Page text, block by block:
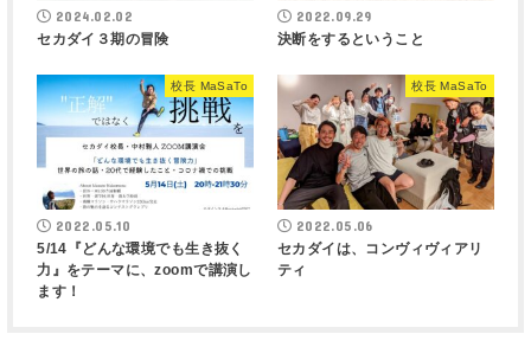
2024.02.02
セカダイ３期の冒険
2022.09.29
決断をするということ
校長 MaSaTo
2022.05.10
5/14『どんな環境でも生き抜く
力』をテーマに、zoomで講演し
ます！
校長 MaSaTo
2022.05.06
セカダイは、コンヴィヴィアリ
ティ